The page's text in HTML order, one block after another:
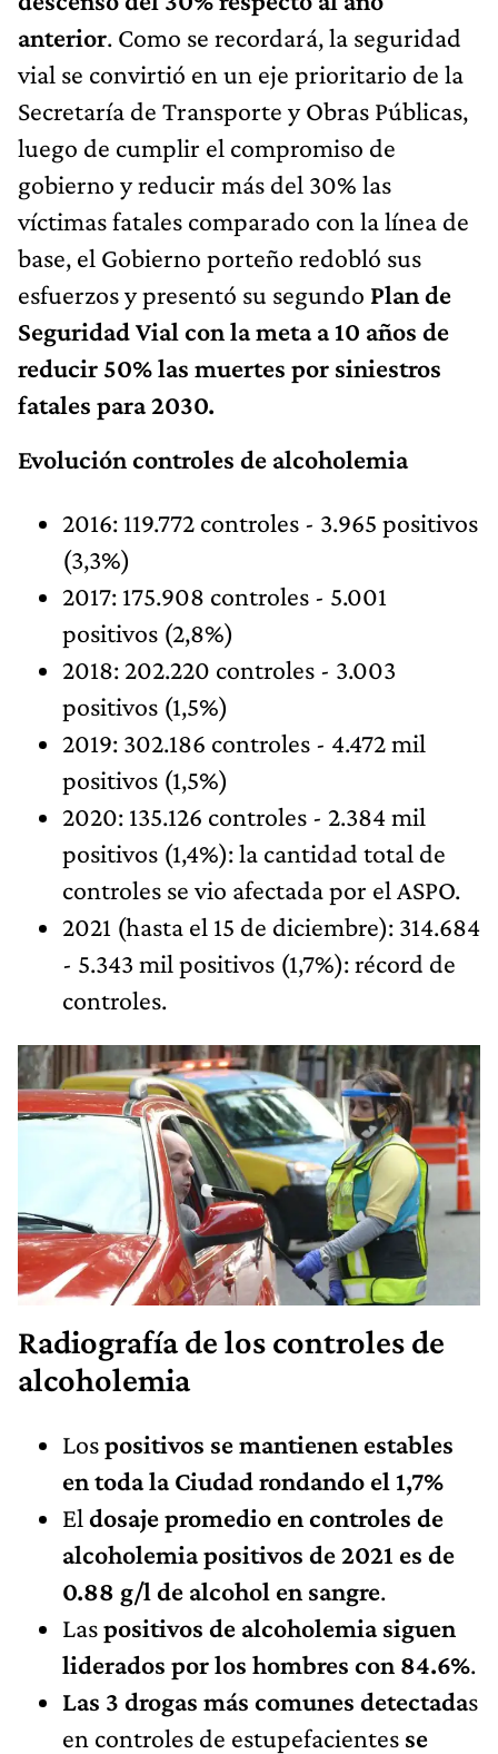
anterior. Como se recordará, la seguridad
vial se convirtió en un eje prioritario de la
Secretaría de Transporte y Obras Públicas,
luego de cumplir el compromiso de
gobierno y reducir más del 30% las
víctimas fatales comparado con la línea de
base, el Gobierno porteño redobló sus
esfuerzos y presentó su segundo Plan de
Seguridad Vial con la meta a 10 años de
reducir 50% las muertes por siniestros
fatales para 2030.
Evolución controles de alcoholemia
2016: 119.772 controles - 3.965 positivos
(3,3%)
2017: 175.908 controles - 5.001
positivos (2,8%)
2018: 202.220 controles - 3.003
positivos (1,5%)
2019: 302.186 controles - 4.472 mil
positivos (1,5%)
2020: 135.126 controles - 2.384 mil
positivos (1,4%): la cantidad total de
controles se vio afectada por el ASPO.
2021 (hasta el 15 de diciembre): 314.684
- 5.343 mil positivos (1,7%): récord de
controles.
Radiografía de los controles de
alcoholemia
Lospositivos se mantienen estables
en toda la Ciudad rondando el 1,7%
El dosaje promedio en controles de
alcoholemia positivos de 2021 es de
0.88 g/l de alcohol en sangre.
Laspositivos de alcoholemia siguen
liderados por los hombres con 84.6%.
Las 3 drogas más comunes detectadas
en controles de estupefacientes se